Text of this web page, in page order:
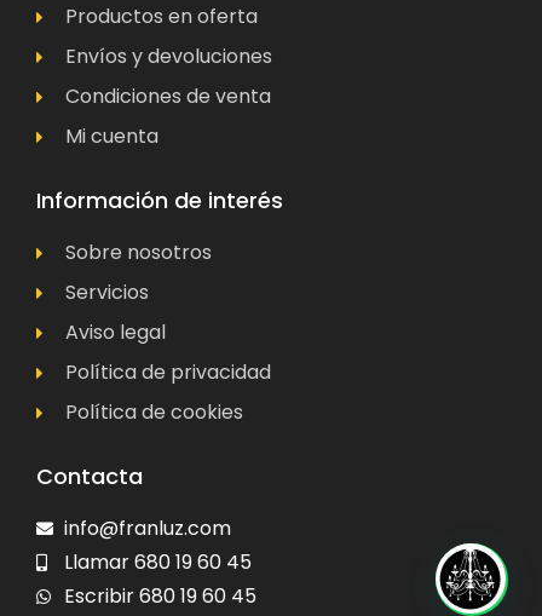
Productos en oferta
Envíos y devoluciones
Condiciones de venta
Mi cuenta
Información de interés
Sobre nosotros
Servicios
Aviso legal
Política de privacidad
Política de cookies
Contacta
info@franluz.com
Llamar 680 19 60 45
Escribir 680 19 60 45